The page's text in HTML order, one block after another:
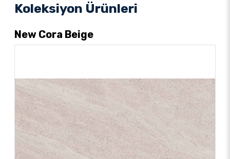
Koleksiyon Ürünleri
New Cora Beige